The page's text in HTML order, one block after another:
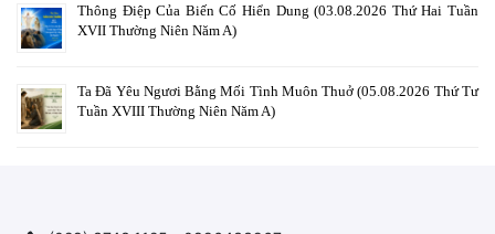
Thông Điệp Của Biến Cố Hiển Dung (03.08.2026 Thứ Hai Tuần
XVII Thường Niên Năm A)
Ta Đã Yêu Ngươi Bằng Mối Tình Muôn Thuở (05.08.2026 Thứ Tư
Tuần XVIII Thường Niên Năm A)